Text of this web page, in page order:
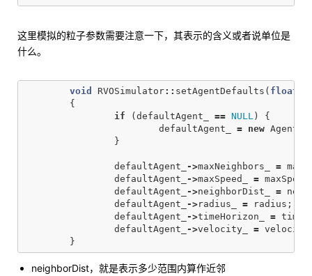
这里模拟的粒子参数需要注意一下，其表示的含义或者说单位是
什么。
void RVOSimulator:: setAgentDefaults ( float
{
if
( defaultAgent_ == NULL )
{
defaultAgent_
= new Agent
}
defaultAgent_ ->maxNeighbors_ =
defaultAgent_
->maxSpeed_ = maxSpeed
defaultAgent_
->neighborDist_ =
defaultAgent_
->radius_ = radius ;
defaultAgent_
->timeHorizon_ =
defaultAgent_
->velocity_ = velocity
}
neighborDist，就是表示多少范围内算作近邻